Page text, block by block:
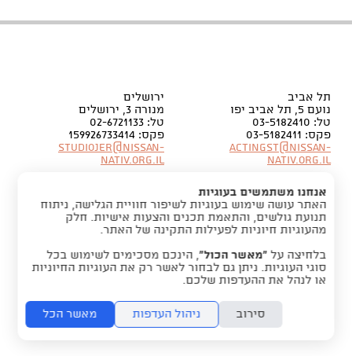
תל אביב
נועם 5, תל אביב יפו
טל: 03-5182410
פקס: 03-5182411
Actingst@nissan-
nativ.org.il
ירושלים
מנורה 3, ירושלים
טל: 02-6721133
פקס: 159926733414
Studiojer@nissan-
nativ.org.il
אנחנו משתמשים בעוגיות
האתר עושה שימוש בעוגיות לשיפור חוויית הגלישה, ניתוח
תנועת גולשים, והתאמת תכנים והצעות אישיות. חלק
מהעוגיות חיוניות לפעילות התקינה של האתר.
בלחיצה על “מאשר הכול”, הינכם מסכימים לשימוש בכל
סוגי העוגיות. ניתן גם לבחור לאשר רק את העוגיות החיוניות
או לנהל את ההעדפות שלכם.
סירוב ניהול העדפות מאשר הכל